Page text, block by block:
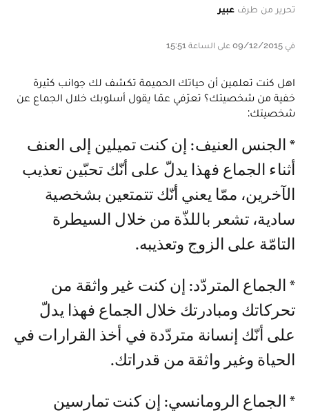
تحرير من طرف عبير
في 09/12/2015 على الساعة 15:51
اهل كنت تعلمين أن حياتك الحميمة تكشف لك جوانب كثيرة
خفية من شخصيتك؟ تعرّفي عمّا يقول أسلوبك خلال الجماع عن
شخصيتك:
* الجنس العنيف: إن كنت تميلين إلى العنف
أثناء الجماع فهذا يدلّ على أنّك تحبّين تعذيب
الآخرين، ممّا يعني أنّك تتمتعين بشخصية
سادية، تشعر باللذّة من خلال السيطرة
التامّة على الزوج وتعذيبه.
* الجماع المتردّد: إن كنت غير واثقة من
تحركاتك ومبادرتك خلال الجماع فهذا يدلّ
على أنّك إنسانة متردّدة في أخذ القرارات في
الحياة وغير واثقة من قدراتك.
* الجماع الرومانسي: إن كنت تمارسين